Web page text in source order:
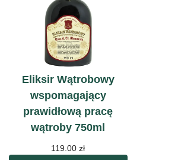
Eliksir Wątrobowy
wspomagający
prawidłową pracę
wątroby 750ml
119.00zł